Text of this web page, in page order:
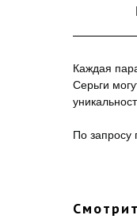
Каждая
Серьги
По запросу